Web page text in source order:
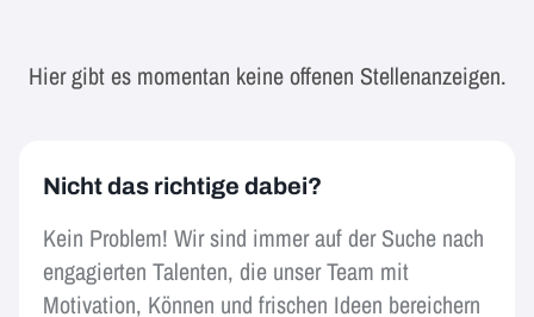
Hier gibt es momentan keine offenen Stellenanzeigen.
Nicht das richtige dabei?
Kein Problem! Wir sind immer auf der Suche nach
engagierten Talenten, die unser Team mit
Motivation, Können und frischen Ideen bereichern